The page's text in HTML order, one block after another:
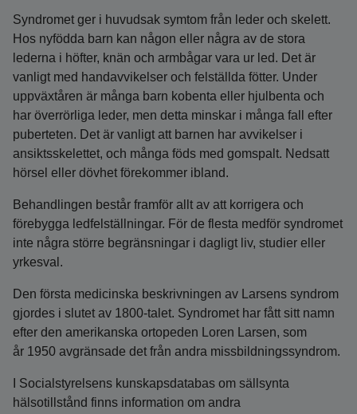
Syndromet ger i huvudsak symtom från leder och skelett.
Hos nyfödda barn kan någon eller några av de stora
lederna i höfter, knän och armbågar vara ur led. Det är
vanligt med handavvikelser och felställda fötter. Under
uppväxtåren är många barn kobenta eller hjulbenta och
har överrörliga leder, men detta minskar i många fall efter
puberteten. Det är vanligt att barnen har avvikelser i
ansiktsskelettet, och många föds med gomspalt. Nedsatt
hörsel eller dövhet förekommer ibland.
Behandlingen består framför allt av att korrigera och
förebygga ledfelställningar. För de flesta medför syndromet
inte några större begränsningar i dagligt liv, studier eller
yrkesval.
Den första medicinska beskrivningen av Larsens syndrom
gjordes i slutet av 1800-talet. Syndromet har fått sitt namn
efter den amerikanska ortopeden Loren Larsen, som
år 1950 avgränsade det från andra missbildningssyndrom.
I Socialstyrelsens kunskapsdatabas om sällsynta
hälsotillstånd finns information om andra